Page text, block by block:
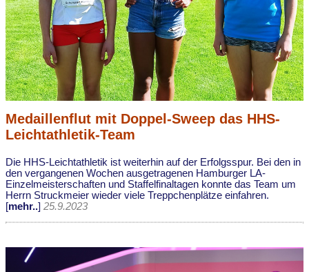
Medaillenflut mit Doppel-Sweep das HHS-
Leichtathletik-Team
Die HHS-Leichtathletik ist weiterhin auf der Erfolgsspur. Bei den in
den vergangenen Wochen ausgetragenen Hamburger LA-
Einzelmeisterschaften und Staffelfinaltagen konnte das Team um
Herrn Struckmeier wieder viele Treppchenplätze einfahren.
[mehr..] 25.9.2023